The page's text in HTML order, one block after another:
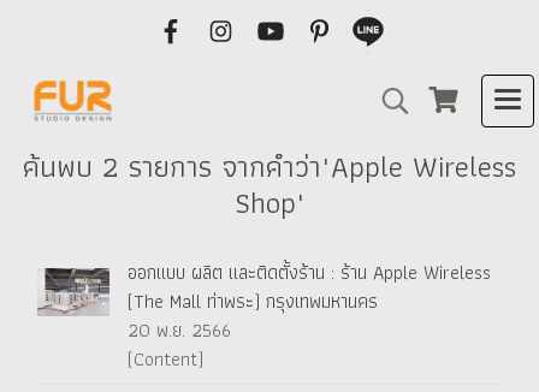
ค้นพบ 2 รายการ จากคำว่า"Apple Wireless
Shop"
ออกแบบ ผลิต และติดตั้งร้าน : ร้าน Apple Wireless
(The Mall ท่าพระ) กรุงเทพมหานคร
20 พ.ย. 2566
(Content)